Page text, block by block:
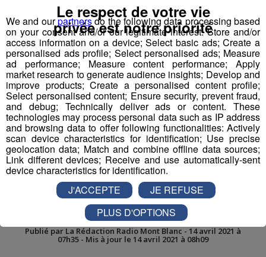
Scionzier : une véritable
métamorphose pour le quartier
du Crozet
Publié par La Rédaction Radio Mont Blanc - 14 avril 2021 à
07h35 - Mis à jour le 14 avril 2021 à 08h09
We and ourpartnersdo the following data processing based
on your consent and/or our legitimate interest: Store and/or
access information on a device; Select basic ads; Create a
personalised ads profile; Select personalised ads; Measure
ad performance; Measure content performance; Apply
market research to generate audience insights; Develop and
improve products; Create a personalised content profile;
Select personalised content; Ensure security, prevent fraud,
and debug; Technically deliver ads or content. These
technologies may process personal data such as IP address
and browsing data to offer following functionalities: Actively
scan device characteristics for identification; Use precise
geolocation data; Match and combine offline data sources;
Link different devices; Receive and use automatically-sent
device characteristics for identification.
Le respect de votre vie
privée est notre priorité
J'ACCEPTE
JE REFUSE
PLUS D'OPTIONS